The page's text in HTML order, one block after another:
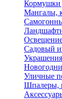
Кормушки
Мангалы,
Садовый
Украшения
Уличные
Шпалеры,